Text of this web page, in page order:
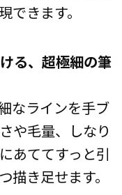
できます。
る、超極細の筆
なラインを手ブ
や毛量、しなり
あててすっと引
描き足せます。